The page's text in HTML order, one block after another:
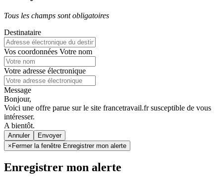
Tous les champs sont obligatoires
Destinataire
Vos coordonnées Votre nom
Votre adresse électronique
Message
Bonjour,
Voici une offre parue sur le site francetravail.fr susceptible de vous
intéresser.
A bientôt.
Annuler
×Fermer la fenêtre Enregistrer mon alerte
Enregistrer mon alerte